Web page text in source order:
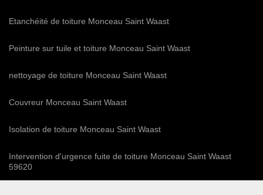
Etanchéité de toiture Monceau Saint Waast
Peinture sur tuile et toiture Monceau Saint Waast
nettoyage de toiture Monceau Saint Waast
Couvreur Monceau Saint Waast
Isolation de toiture Monceau Saint Waast
Intervention d'urgence fuite de toiture Monceau Saint Waast
59620